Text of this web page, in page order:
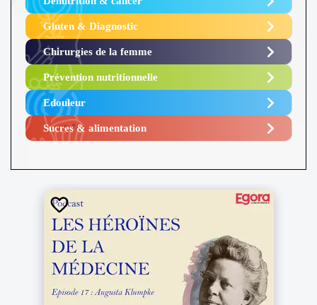
Gluten & Diagnostic
Chirurgies de la femme
Prévention nutritionnelle
Edouleur​
Sucres & alimentation​